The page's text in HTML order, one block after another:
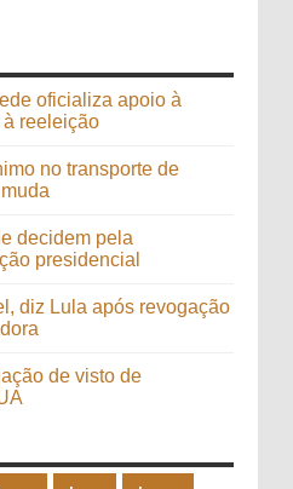
oficializa apoio à
reeleição
no transporte de
decidem pela
presidencial
diz Lula após revogação
de visto de